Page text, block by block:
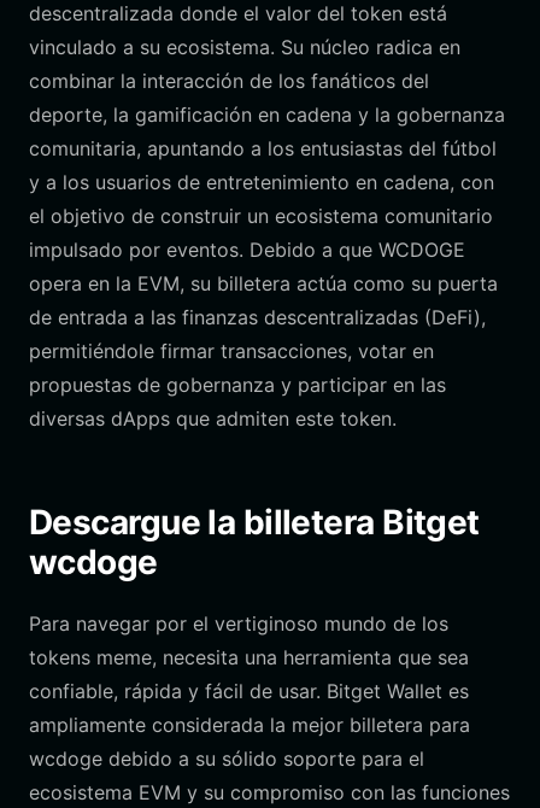
descentralizada donde el valor del token está
vinculado a su ecosistema. Su núcleo radica en
combinar la interacción de los fanáticos del
deporte, la gamificación en cadena y la gobernanza
comunitaria, apuntando a los entusiastas del fútbol
y a los usuarios de entretenimiento en cadena, con
el objetivo de construir un ecosistema comunitario
impulsado por eventos. Debido a que WCDOGE
opera en la EVM, su billetera actúa como su puerta
de entrada a las finanzas descentralizadas (DeFi),
permitiéndole firmar transacciones, votar en
propuestas de gobernanza y participar en las
diversas dApps que admiten este token.
Descargue la billetera Bitget
wcdoge
Para navegar por el vertiginoso mundo de los
tokens meme, necesita una herramienta que sea
confiable, rápida y fácil de usar. Bitget Wallet es
ampliamente considerada la mejor billetera para
wcdoge debido a su sólido soporte para el
ecosistema EVM y su compromiso con las funciones